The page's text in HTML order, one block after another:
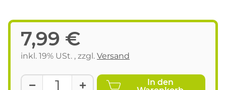
7,99 €
inkl. 19% USt. , zzgl. Versand
In den